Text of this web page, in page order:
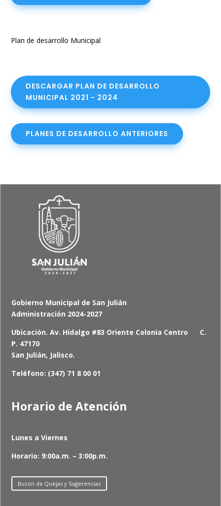
Plan de desarrollo Municipal
DESCARGAR PLAN DE DESARROLLO
MUNICIPAL 2021 - 2024
PLANES DE DESARROLLO ANTERIORES
Gobierno Municipal de San Julián
Administración 2024-2027
Ubicación. Av. Hidalgo #83 Oriente Colonia Centro C.
P. 47170
San Julián, Jalisco.
Teléfono: (347) 71 8 00 01
Horario de Atención
Lunes a Viernes
Horario: 9:00a.m. – 3:00p.m.
Buzón de Quejas y Sugerencias